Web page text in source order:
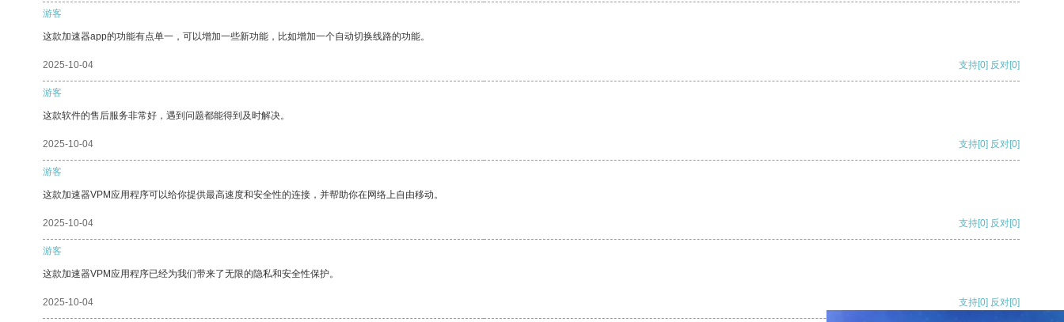
游客
这款加速器app的功能有点单一，可以增加一些新功能，比如增加一个自动切换线路的功能。
2025-10-04 支持[0] 反对[0]
游客
这款软件的售后服务非常好，遇到问题都能得到及时解决。
2025-10-04 支持[0] 反对[0]
游客
这款加速器VPM应用程序可以给你提供最高速度和安全性的连接，并帮助你在网络上自由移动。
2025-10-04 支持[0] 反对[0]
游客
这款加速器VPM应用程序已经为我们带来了无限的隐私和安全性保护。
2025-10-04 支持[0] 反对[0]